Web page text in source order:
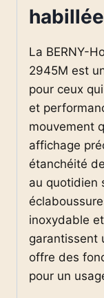
La BERNY-
2945M est
pour ceux
et
mouvement
affichage
étanchéité
au quotidien
inoxydable
garantissent
offre des
pour un